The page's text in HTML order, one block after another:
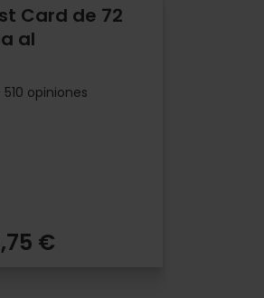
Card de 72
al
opiniones
€